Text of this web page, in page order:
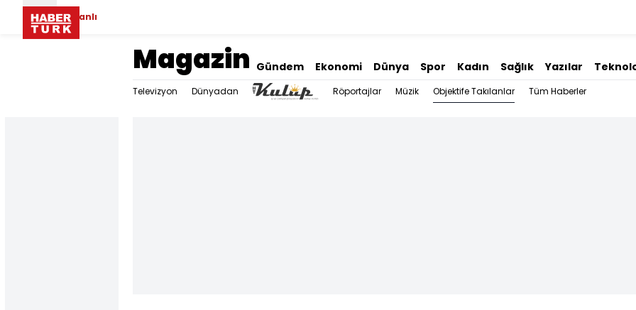
Canlı
Magazin Gündem Ekonomi Dünya Spor Kadın Sağlık Yazılar
Televizyon Dünyadan Röportajlar Müzik Objektife Takılanlar Tüm Haberler